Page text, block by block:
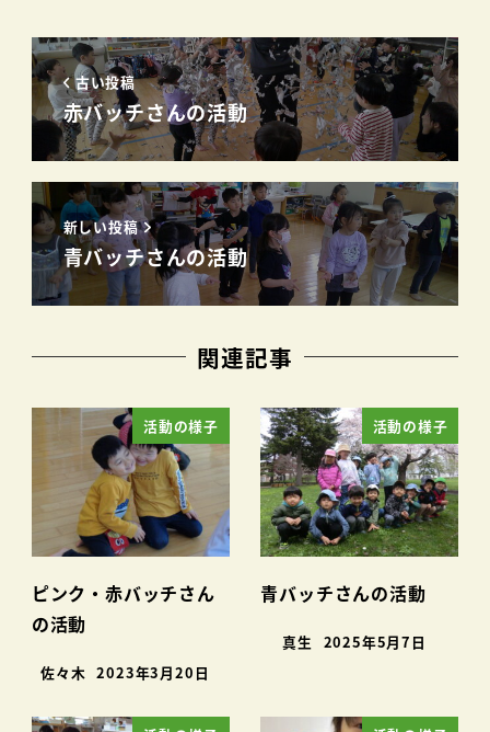
古い投稿
赤バッチさんの活動
新しい投稿
青バッチさんの活動
関連記事
活動の様子
ピンク・赤バッチさん
の活動
佐々木 2023年3月20日
活動の様子
青バッチさんの活動
真生 2025年5月7日